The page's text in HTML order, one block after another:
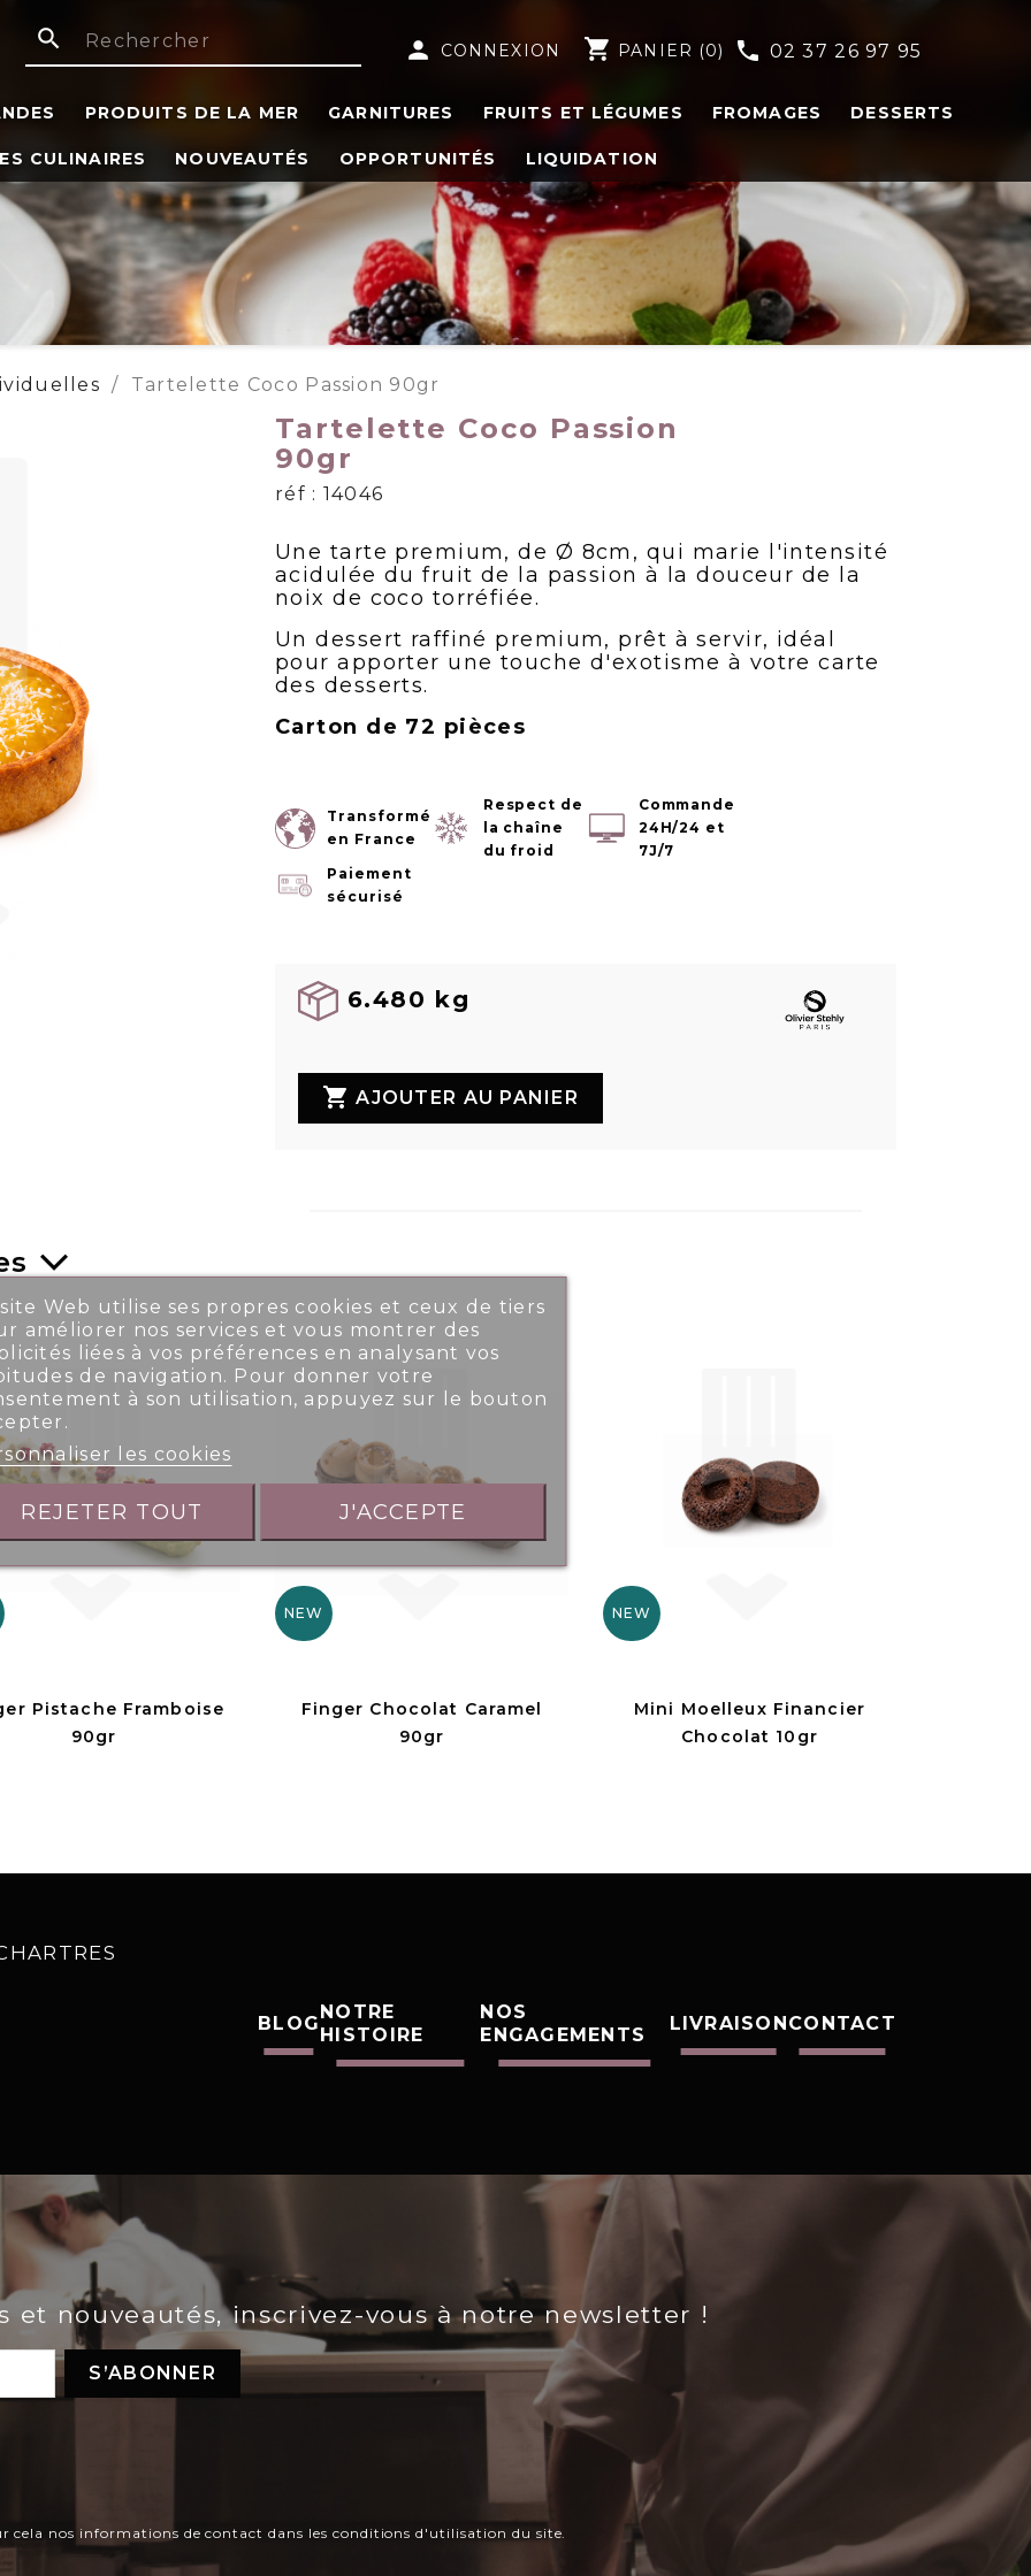
search person CONNEXION shopping_cart PANIER (0) phone 02 37 26 97 95
PRODUITS DE LA MER GARNITURES FRUITS ET LÉGUMES FROMAGES DESSERTS
CULINAIRES NOUVEAUTÉS OPPORTUNITÉS LIQUIDATION
Tartelette Coco Passion 90gr
Tartelette Coco Passion
90gr
réf : 14046
Une tarte premium, de Ø 8cm, qui marie l'intensité
acidulée du fruit de la passion à la douceur de la
noix de coco torréfiée.
Un dessert raffiné premium, prêt à servir, idéal
pour apporter une touche d'exotisme à votre carte
des desserts.
Carton de 72 pièces
Transformé
en France
Respect de
la chaîne
du froid
Commande
24H/24 et
7J/7
Paiement
sécurisé
6.480 kg
 AJOUTER AU PANIER
Pistache Framboise
90gr
NEW
Finger Chocolat Caramel
90gr
NEW
Mini Moelleux Financier
Chocolat 10gr
BLOG
NOTRE
HISTOIRE
NOS
ENGAGEMENTS
LIVRAISONCONTACT
et nouveautés, inscrivez-vous à notre newsletter !
nos informations de contact dans les conditions d'utilisation du site.
Web utilise ses propres cookies et ceux de tiers
améliorer nos services et vous montrer des
liées à vos préférences en analysant vos
de navigation. Pour donner votre
à son utilisation, appuyez sur le bouton
les cookies
REJETER TOUT J'ACCEPTE